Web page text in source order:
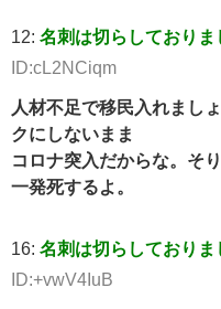
12: 名刺は切らしておりま
ID:cL2NCiqm
人材不足で移民入れまし
クにしないまま
コロナ突入だからな。そ
一発死するよ。
16: 名刺は切らしておりま
ID:+vwV4IuB